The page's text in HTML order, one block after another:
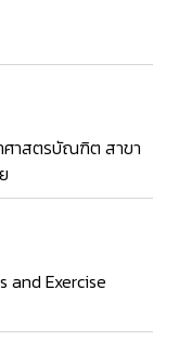
ศาสตรบัณฑิต สาขา
and Exercise